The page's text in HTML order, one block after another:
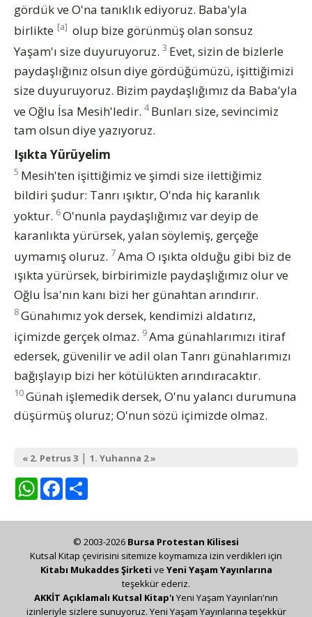
gördük ve O'na tanıklık ediyoruz. Baba'yla
birlikte [a] olup bize görünmüş olan sonsuz
Yaşam'ı size duyuruyoruz. 3 Evet, sizin de bizlerle
paydaşlığınız olsun diye gördüğümüzü, işittiğimizi
size duyuruyoruz. Bizim paydaşlığımız da Baba'yla
ve Oğlu İsa Mesih'ledir. 4 Bunları size, sevincimiz
tam olsun diye yazıyoruz.
Işıkta Yürüyelim
5 Mesih'ten işittiğimiz ve şimdi size ilettiğimiz
bildiri şudur: Tanrı ışıktır, O'nda hiç karanlık
yoktur. 6O'nunla paydaşlığımız var deyip de
karanlıkta yürürsek, yalan söylemiş, gerçeğe
uymamış oluruz. 7Ama O ışıkta olduğu gibi biz de
ışıkta yürürsek, birbirimizle paydaşlığımız olur ve
Oğlu İsa'nın kanı bizi her günahtan arındırır.
8Günahımız yok dersek, kendimizi aldatırız,
içimizde gerçek olmaz. 9Ama günahlarımızı itiraf
edersek, güvenilir ve adil olan Tanrı günahlarımızı
bağışlayıp bizi her kötülükten arındıracaktır.
10Günah işlemedik dersek, O'nu yalancı durumuna
düşürmüş oluruz; O'nun sözü içimizde olmaz.
« 2. Petrus 3 | 1. Yuhanna 2 »
WhatsAppFacebook
© 2003-2026 Bursa Protestan Kilisesi
Kutsal Kitap çevirisini sitemize koymamıza izin verdikleri için
Kitabı Mukaddes Şirketi ve Yeni Yaşam Yayınlarına
teşekkür ederiz.
AKKİT Açıklamalı Kutsal Kitap'ı Yeni Yaşam Yayınları'nın
izinleriyle sizlere sunuyoruz. Yeni Yaşam Yayınlarına teşekkür